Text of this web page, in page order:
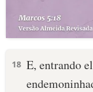
18 E, entrando